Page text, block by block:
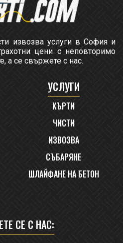
извозва услуги в София и
цени с неповторимо
а се свържете с нас.
УСЛУГИ
КЪРТИ
ЧИСТИ
ИЗВОЗВА
СЪБАРЯНЕ
ШЛАЙФАНЕ НА БЕТОН
СЕ С НАС: